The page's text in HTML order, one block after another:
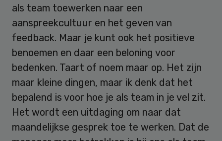
als team toewerken naar een
aanspreekcultuur en het geven van
feedback. Maar je kunt ook het positieve
benoemen en daar een beloning voor
bedenken. Taart of noem maar op. Het zijn
maar kleine dingen, maar ik denk dat het
bepalend is voor hoe je als team in je vel zit.
Het wordt een uitdaging om naar dat
maandelijkse gesprek toe te werken. Dat de